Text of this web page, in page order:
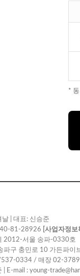
*
| 대표: 신승준
81-28926
[사업자정보
2012-서울 송파-0330호
파구 충민로 10 가든파이
0334 / 매장 02-
| E-mail : young-